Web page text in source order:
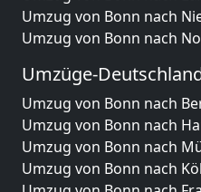
Umzug von Bonn nach
Umzug von Bonn nach
Umzüge-
Umzug von Bonn nach
Umzug von Bonn nach
Umzug von Bonn nach
Umzug von Bonn nach